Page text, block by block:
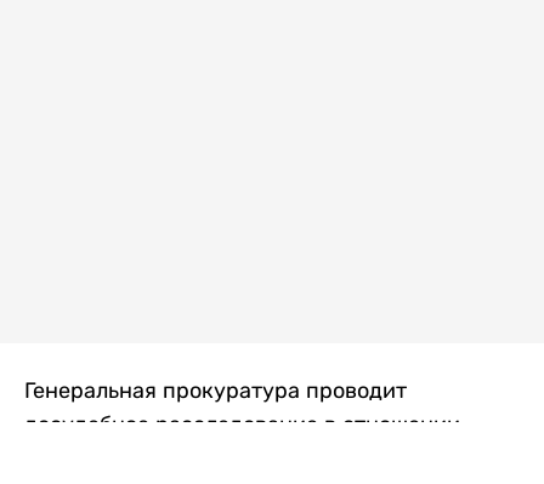
Генеральная прокуратура проводит
досудебное расследование в отношении